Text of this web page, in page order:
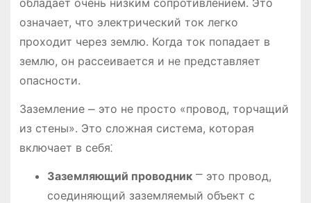
обладает очень низким сопротивлением. Это
означает, что электрический ток легко
проходит через землю. Когда ток попадает в
землю, он рассеивается и не представляет
опасности.
Заземление ⎼ это не просто «провод, торчащий
из стены». Это сложная система, которая
включает в себя⁚
Заземляющий проводник⎻ это провод,
соединяющий заземляемый объект с